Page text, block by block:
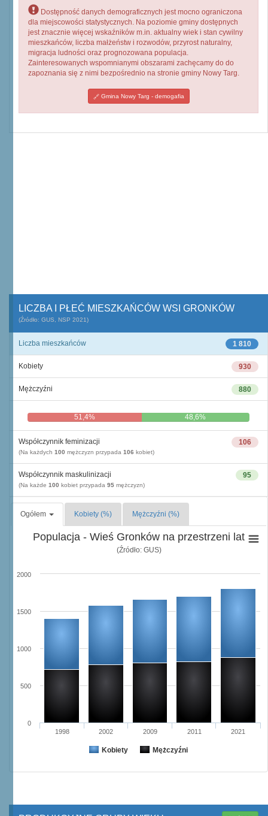
Dostępność danych demograficznych jest mocno ograniczona
dla miejscowości statystycznych. Na poziomie gminy dostępnych
jest znacznie więcej wskaźników m.in. aktualny wiek i stan cywilny
mieszkańców, liczba małżeństw i rozwodów, przyrost naturalny,
migracja ludności oraz prognozowana populacja.
Zainteresowanych wspomnianymi obszarami zachęcamy do do
zapoznania się z nimi bezpośrednio na stronie gminy Nowy Targ.
Gmina Nowy Targ - demogafia
LICZBA I PŁEĆ MIESZKAŃCÓW WSI GRONKÓW
(Źródło: GUS, NSP 2021)
1 810
Liczba mieszkańców
930
Kobiety
880
Mężczyźni
51,4% 48,6%
106
Współczynnik feminizacji
(Na każdych 100 mężczyzn przypada 106 kobiet)
95
Współczynnik maskulinizacji
(Na każde 100 kobiet przypada 95 mężczyzn)
Ogółem Kobiety (%) Mężczyźni (%)
Populacja - Wieś Gronków na przestrzeni lat
(Źródło: GUS)
Kobiety Mężczyźni
1998 2002 2009 2011 2021
0
500
1000
1500
2000